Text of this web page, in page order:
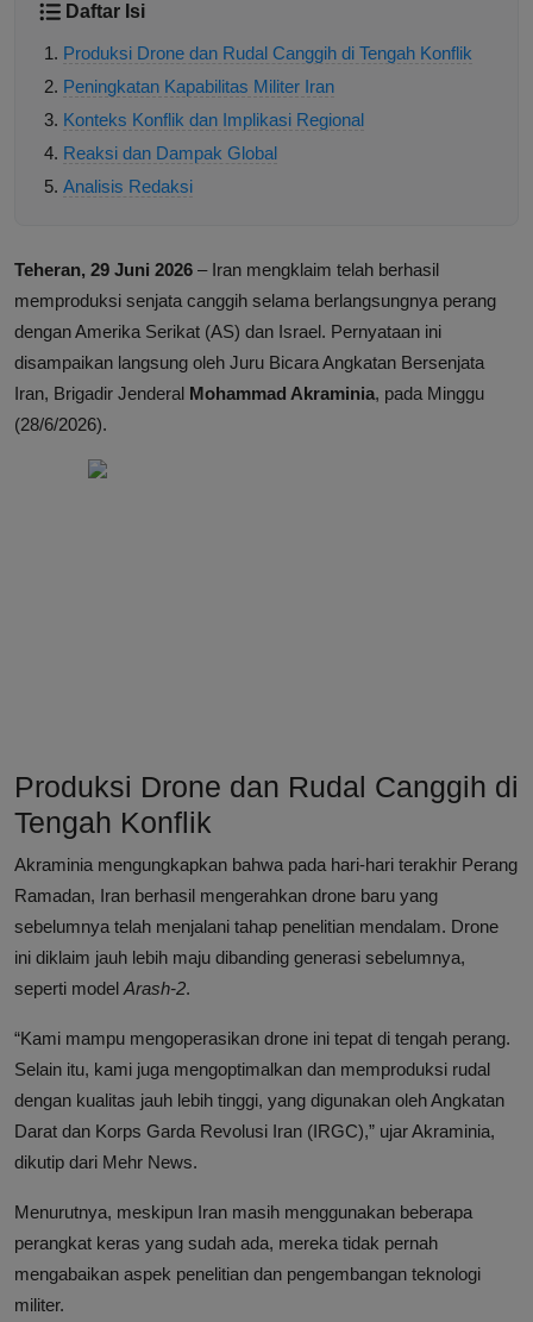
Daftar Isi
Produksi Drone dan Rudal Canggih di Tengah Konflik
Peningkatan Kapabilitas Militer Iran
Konteks Konflik dan Implikasi Regional
Reaksi dan Dampak Global
Analisis Redaksi
Teheran, 29 Juni 2026 – Iran mengklaim telah berhasil
memproduksi senjata canggih selama berlangsungnya perang
dengan Amerika Serikat (AS) dan Israel. Pernyataan ini
disampaikan langsung oleh Juru Bicara Angkatan Bersenjata
Iran, Brigadir Jenderal Mohammad Akraminia, pada Minggu
(28/6/2026).
Produksi Drone dan Rudal Canggih di
Tengah Konflik
Akraminia mengungkapkan bahwa pada hari-hari terakhir Perang
Ramadan, Iran berhasil mengerahkan drone baru yang
sebelumnya telah menjalani tahap penelitian mendalam. Drone
ini diklaim jauh lebih maju dibanding generasi sebelumnya,
seperti model Arash-2.
“Kami mampu mengoperasikan drone ini tepat di tengah perang.
Selain itu, kami juga mengoptimalkan dan memproduksi rudal
dengan kualitas jauh lebih tinggi, yang digunakan oleh Angkatan
Darat dan Korps Garda Revolusi Iran (IRGC),” ujar Akraminia,
dikutip dari Mehr News.
Menurutnya, meskipun Iran masih menggunakan beberapa
perangkat keras yang sudah ada, mereka tidak pernah
mengabaikan aspek penelitian dan pengembangan teknologi
militer.